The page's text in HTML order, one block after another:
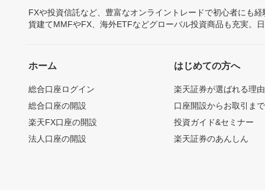
FXや投資信託など、豊富なオンライントレードで初心者にも
貨建てMMFやFX、海外ETFなどグローバル投資商品も充実。
ホーム
総合口座ログイン
総合口座の開設
楽天FX口座の開設
法人口座の開設
はじめての方へ
楽天証券が選ばれる理由
口座開設からお取引ま
投資ガイド&セミナー
楽天証券のあんしん